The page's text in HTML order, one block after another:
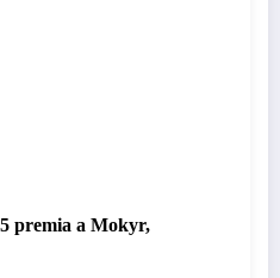
premia a Mokyr,